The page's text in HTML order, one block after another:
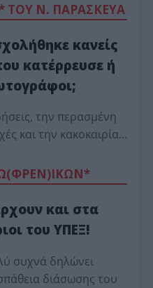
ΤΟΥ Ν. ΠΑΡΑΣΚΕΥΑ
κανείς
κατέρρευσε ή
την περασμένη
και την κακοκαιρία…
και στα
του ΥΠΕΞ!
συχνά δηλώνει
διάσωσης του